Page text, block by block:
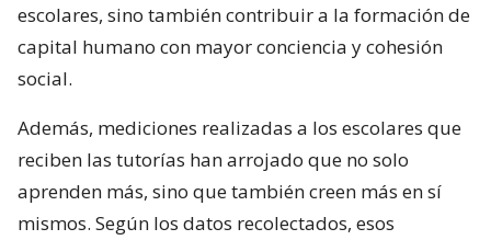
escolares, sino también contribuir a la formación de
capital humano con mayor conciencia y cohesión
social.
Además, mediciones realizadas a los escolares que
reciben las tutorías han arrojado que no solo
aprenden más, sino que también creen más en sí
mismos. Según los datos recolectados, esos